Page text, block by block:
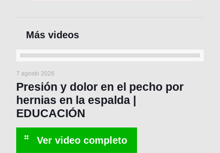
7 agosto 2026
Presión y dolor en el pecho por
hernias en la espalda |
EDUCACIÓN